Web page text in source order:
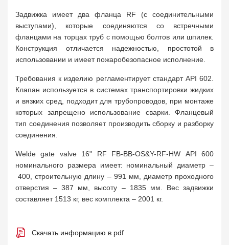
Задвижка имеет два фланца RF (с соединительными
выступами), которые соединяются со встречными
фланцами на торцах труб с помощью болтов или шпилек.
Конструкция отличается надежностью, простотой в
использовании и имеет пожаробезопасное исполнение.
Требования к изделию регламентирует стандарт API 602.
Клапан используется в системах транспортировки жидких
и вязких сред, подходит для трубопроводов, при монтаже
которых запрещено использование сварки. Фланцевый
тип соединения позволяет производить сборку и разборку
соединения.
Welde gate valve 16" RF FB-BB-OS&Y-RF-HW API 600
номинального размера имеет: номинальный диаметр –
400, строительную длину – 991 мм, диаметр проходного
отверстия – 387 мм, высоту – 1835 мм. Вес задвижки
составляет 1513 кг, вес комплекта – 2001 кг.
Скачать информацию в pdf